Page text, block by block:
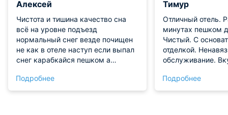
Алексей
Чистота и тишина качество сна
всё на уровне подъезд
нормальный снег везде почищен
не как в отеле наступ если выпал
снег карабкайся пешком а
знает бывал тот меня сразу
поймет класная мангальная зона.
Подробнее
Тимур
Отличный отель.
минутах пешком
Чистый. С
отделкой.
обслуживание.
ужины. Отдыхали
человека.
Подробнее